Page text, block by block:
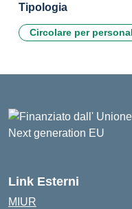
Tipologia
Circolare per
Link Esterni
MIUR